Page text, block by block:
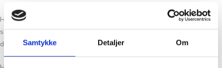
Samtykke Detaljer Om
Hvis du ikke fandt den rigtige garn kvalitet har vi altid flere
substitutter at vælge imellem. Det kan være svært at vælge netop
den rigtige farve, så tag dig god tid og spørg os endelig til råds.